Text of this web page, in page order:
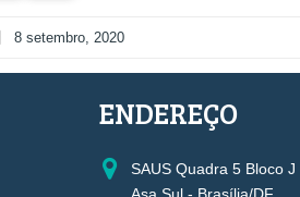
8 setembro, 2020
ENDEREÇO
SAUS Quadra 5 Bloco